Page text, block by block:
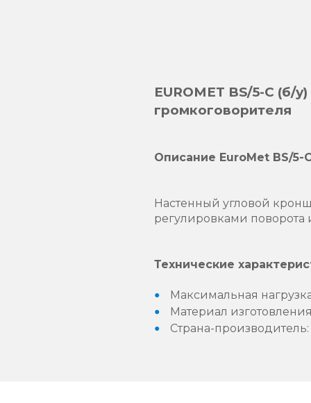
EUROMET BS/5-C (б/
громкоговорителя
Описание EuroMet BS/5-
Настенный угловой
регулировками поворота
Технические
Максимальная
Материал
Страна-